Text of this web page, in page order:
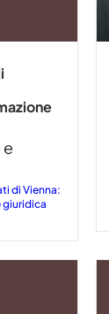
e
di Vienna:
giuridica